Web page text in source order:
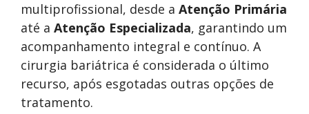
multiprofissional, desde a Atenção Primária
até a Atenção Especializada, garantindo um
acompanhamento integral e contínuo. A
cirurgia bariátrica é considerada o último
recurso, após esgotadas outras opções de
tratamento.